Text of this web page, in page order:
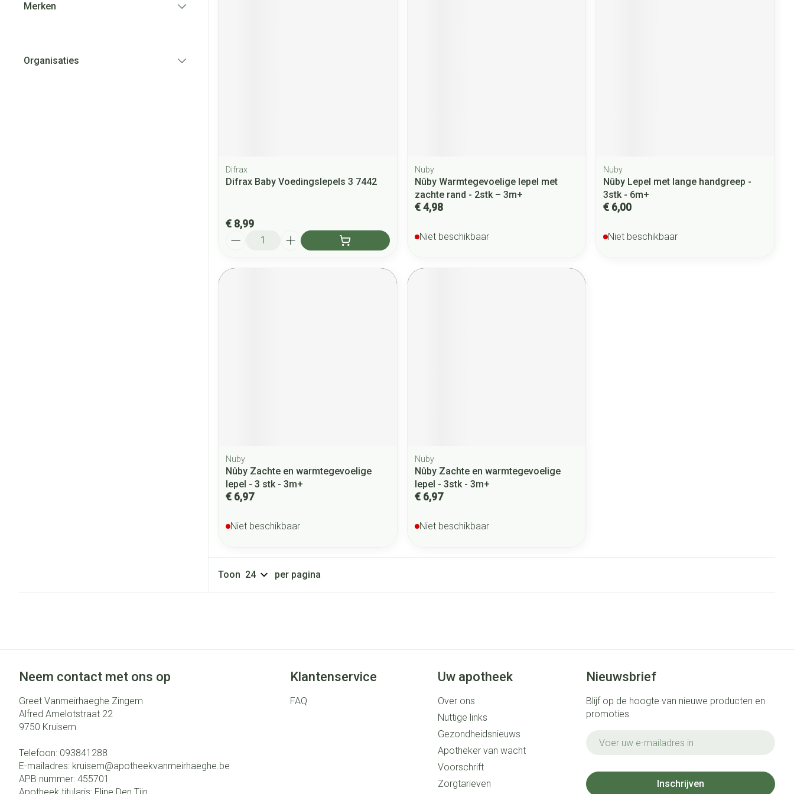
Merken
Organisaties
Difrax
Difrax Baby Voedingslepels 3 7442
€ 8,99
Nuby
Nûby Warmtegevoelige lepel met
zachte rand - 2stk – 3m+
€ 4,98
Niet beschikbaar
Nuby
Nûby Lepel met lange handgreep -
3stk - 6m+
€ 6,00
Niet beschikbaar
Nuby
Nûby Zachte en warmtegevoelige
lepel - 3 stk - 3m+
€ 6,97
Niet beschikbaar
Nuby
Nûby Zachte en warmtegevoelige
lepel - 3stk - 3m+
€ 6,97
Niet beschikbaar
Toon per pagina
Neem contact met ons op
Greet Vanmeirhaeghe Zingem
Alfred Amelotstraat 22
9750 Kruisem
Telefoon: 093841288
E-mailadres: kruisem@apotheekvanmeirhaeghe.be
APB nummer: 455701
Klantenservice
FAQ
Uw apotheek
Over ons
Nuttige links
Gezondheidsnieuws
Apotheker van wacht
Voorschrift
Zorgtarieven
Nieuwsbrief
Blijf op de hoogte van nieuwe producten en
promoties
Inschrijven